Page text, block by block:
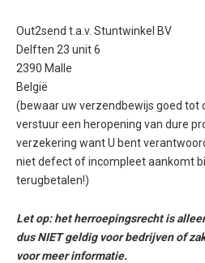
Out2send t.a.v. Stuntwinkel BV
Delften 23 unit 6
2390 Malle
België
(bewaar uw verzendbewijs goed tot
verstuur een heropening van dure
verzekering want U bent
niet defect of incompleet aankomt
terugbetalen!)
Let op: het herroepingsrecht is
dus NIET geldig voor bedrijven of
voor meer informatie.